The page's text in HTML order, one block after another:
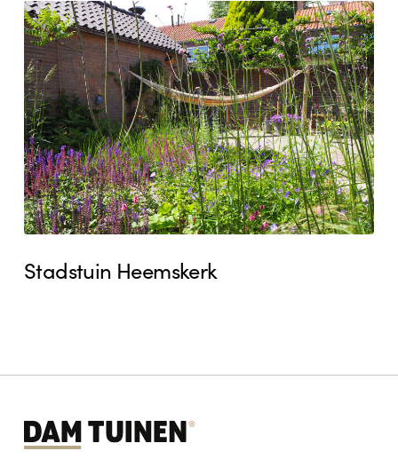
Stadstuin
Heemskerk
Stadstuin Heemskerk